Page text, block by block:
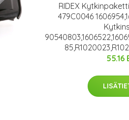
RIDEX Kytkinpaketti
479C0046
55.16